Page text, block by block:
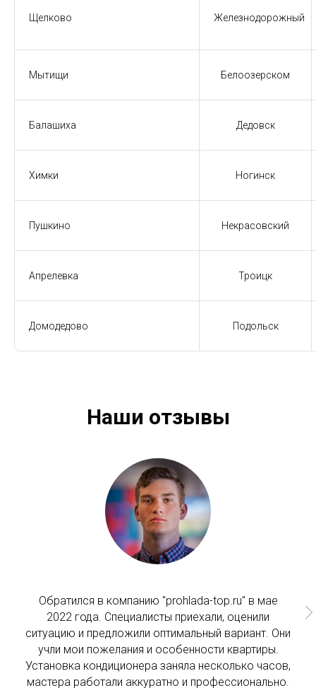
Щелково Железнодорожный
Мытищи Белоозерском
Балашиха Дедовск
Химки Ногинск
Пушкино Некрасовский
Апрелевка Троицк
Домодедово Подольск
Наши отзывы
Обратился в компанию "prohlada-top.ru" в мае
2022 года. Специалисты приехали, оценили
ситуацию и предложили оптимальный вариант. Они
учли мои пожелания и особенности квартиры.
Установка кондиционера заняла несколько часов,
мастера работали аккуратно и профессионально.